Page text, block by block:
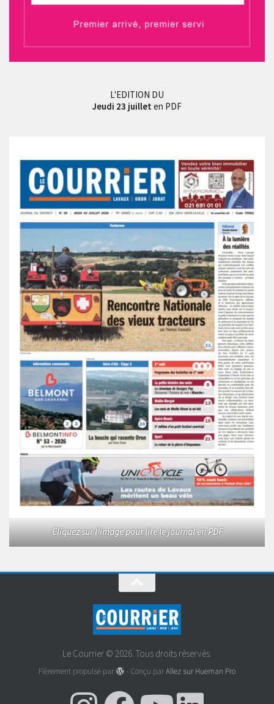
L'EDITION DU
Jeudi 23 juillet en PDF
Cliquez sur l'image pour lire le journal en PDF
Le Courrier © 2026. Tous droits réservés.
Fièrement propulsé par - Conçu parAllez sur Hueman Pro